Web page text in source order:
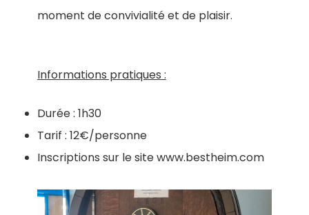
moment de convivialité et de plaisir.
Informations pratiques :
Durée : 1h30
Tarif : 12€/personne
Inscriptions sur le site www.bestheim.com